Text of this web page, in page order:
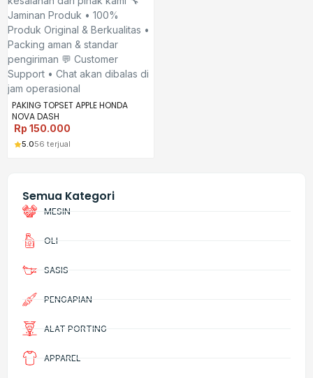
Semua Kategori
MESIN
OLI
SASIS
PENGAPIAN
ALAT PORTING
APPAREL
PAKING TOPSET APPLE HONDA
NOVA DASH
Rp 150.000
5.056 terjual